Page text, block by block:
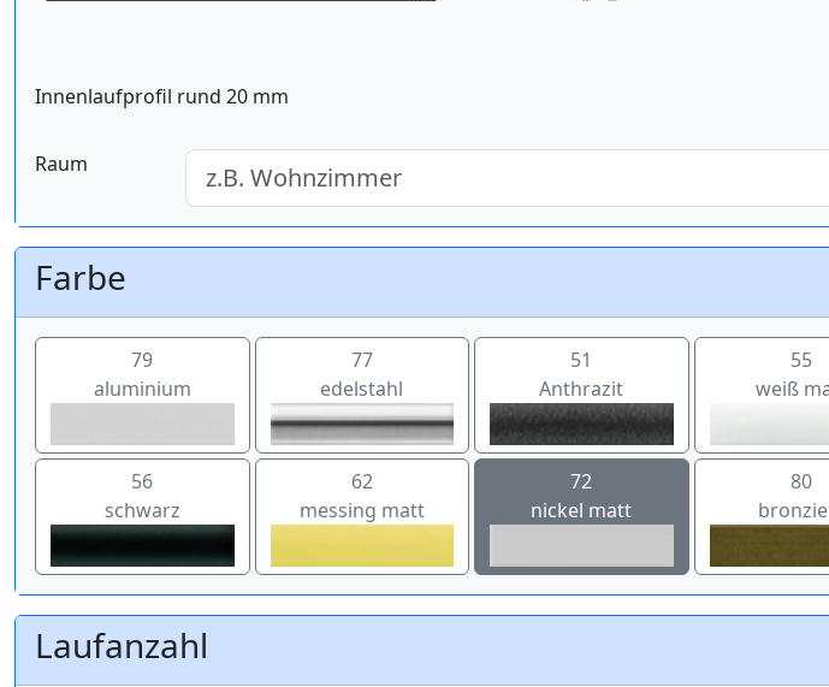
Innenlaufprofil rund 20 mm
Raum
Farbe
79
aluminium
77
edelstahl
51
Anthrazit
55
weiß
56
schwarz
62
messing matt
72
nickel matt
80
Laufanzahl